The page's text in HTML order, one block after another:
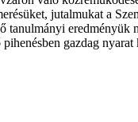
jutalmukat a
tanulmányi
gazdag